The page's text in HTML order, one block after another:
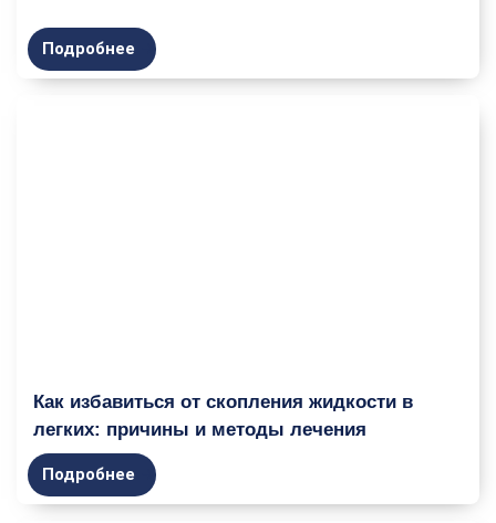
Подробнее
Как избавиться от скопления жидкости в
легких: причины и методы лечения
Подробнее